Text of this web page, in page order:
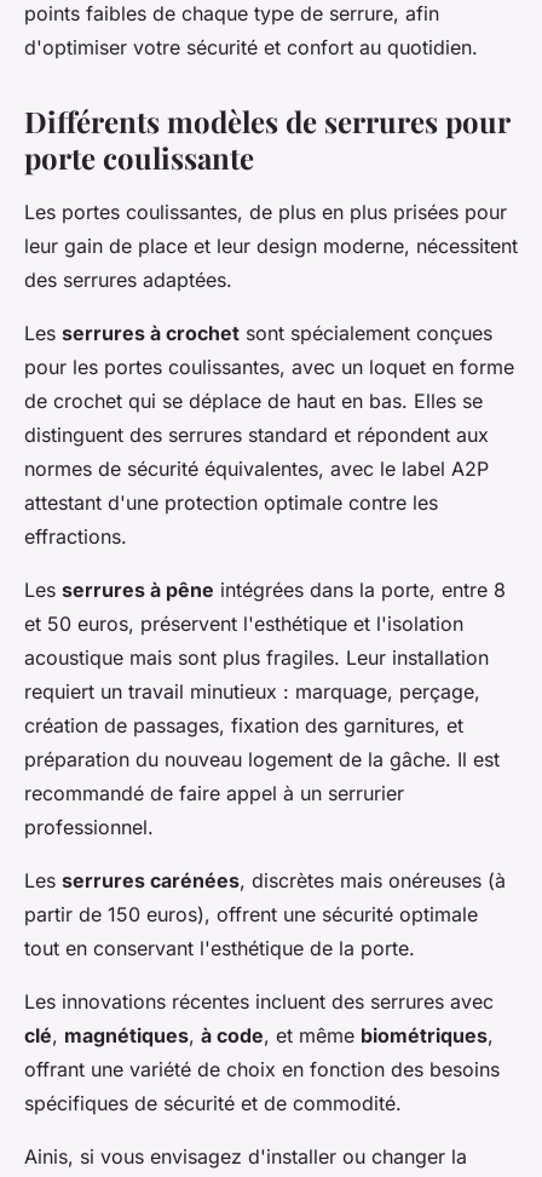
points faibles de chaque type de serrure, afin
d'optimiser votre sécurité et confort au quotidien.
Différents modèles de serrures pour
porte coulissante
Les portes coulissantes, de plus en plus prisées pour
leur gain de place et leur design moderne, nécessitent
des serrures adaptées.
Les serrures à crochet sont spécialement conçues
pour les portes coulissantes, avec un loquet en forme
de crochet qui se déplace de haut en bas. Elles se
distinguent des serrures standard et répondent aux
normes de sécurité équivalentes, avec le label A2P
attestant d'une protection optimale contre les
effractions.
Les serrures à pêne intégrées dans la porte, entre 8
et 50 euros, préservent l'esthétique et l'isolation
acoustique mais sont plus fragiles. Leur installation
requiert un travail minutieux : marquage, perçage,
création de passages, fixation des garnitures, et
préparation du nouveau logement de la gâche. Il est
recommandé de faire appel à un serrurier
professionnel.
Les serrures carénées, discrètes mais onéreuses (à
partir de 150 euros), offrent une sécurité optimale
tout en conservant l'esthétique de la porte.
Les innovations récentes incluent des serrures avec
clé, magnétiques, à code, et même biométriques,
offrant une variété de choix en fonction des besoins
spécifiques de sécurité et de commodité.
Ainis, si vous envisagez d'installer ou changer la